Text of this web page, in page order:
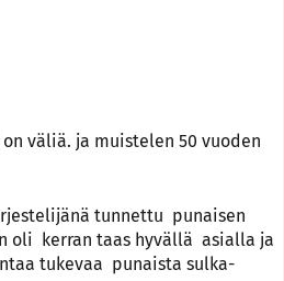
väliä. ja muistelen 50 vuoden
tunnettu punaisen
oli kerran taas hyvällä asialla ja
tukevaa punaista sulka-